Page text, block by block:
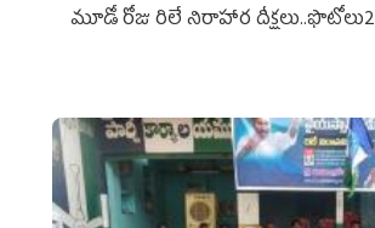
మూడో రోజు రిలే నిరాహార దీక్షలు..ఫొటోలు2